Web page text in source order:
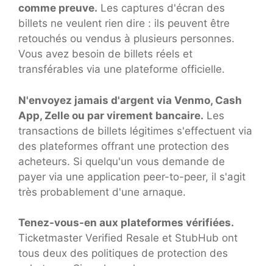
comme preuve. Les captures d'écran des
billets ne veulent rien dire : ils peuvent être
retouchés ou vendus à plusieurs personnes.
Vous avez besoin de billets réels et
transférables via une plateforme officielle.
N'envoyez jamais d'argent via Venmo, Cash
App, Zelle ou par virement bancaire. Les
transactions de billets légitimes s'effectuent via
des plateformes offrant une protection des
acheteurs. Si quelqu'un vous demande de
payer via une application peer-to-peer, il s'agit
très probablement d'une arnaque.
Tenez-vous-en aux plateformes vérifiées.
Ticketmaster Verified Resale et StubHub ont
tous deux des politiques de protection des